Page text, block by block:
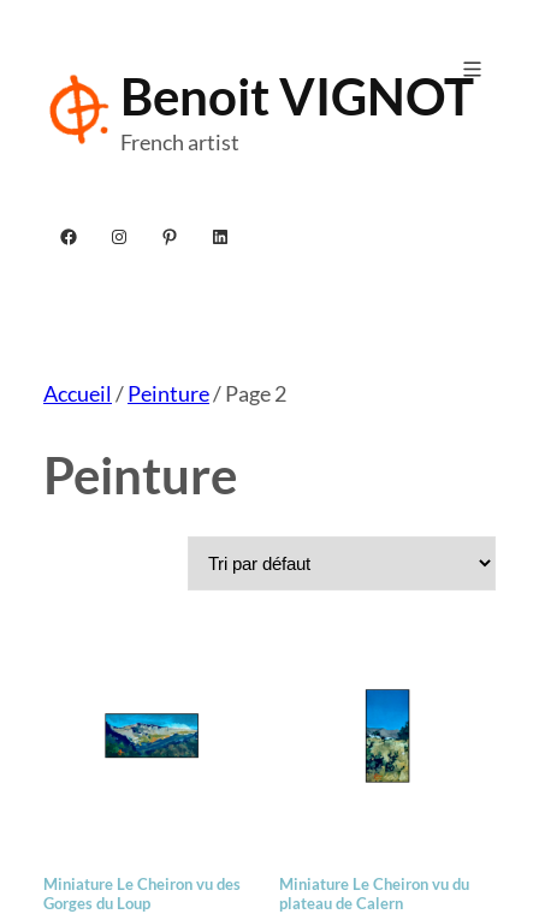
contenu
Benoit VIGNOT
French artist
Facebook
Instagram
Pinterest
LinkedIn
Accueil/Peinture/ Page 2
Peinture
Miniature Le Cheiron vu des
Gorges du Loup
Miniature Le Cheiron vu du
plateau de Calern